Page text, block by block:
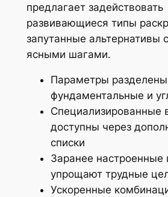
предлагает задействовать
развивающиеся типы
запутанные альтернативы
ясными шагами.
Параметры
фундаментальные и
Специализированные
доступны через
списки
Заранее
упрощают трудные
Ускоренные